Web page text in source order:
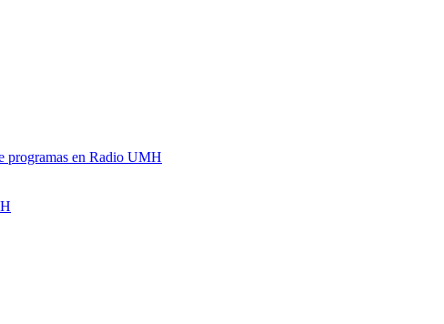
programas en Radio UMH